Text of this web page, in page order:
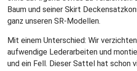
Baum und seiner Skirt
ganz unseren SR-Modellen.
Mit einem Unterschied: Wir
aufwendige Lederarbeiten und
und ein Fell. Dieser Sattel hat schon